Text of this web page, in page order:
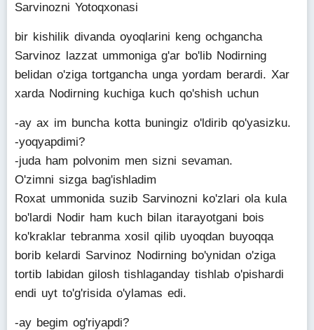
Sarvinozni Yotoqxonasi
bir kishilik divanda oyoqlarini keng ochgancha
Sarvinoz lazzat ummoniga g'ar bo'lib Nodirning
belidan o'ziga tortgancha unga yordam berardi. Xar
xarda Nodirning kuchiga kuch qo'shish uchun
-ay ax im buncha kotta buningiz o'ldirib qo'yasizku.
-yoqyapdimi?
-juda ham polvonim men sizni sevaman.
O'zimni sizga bag'ishladim
Roxat ummonida suzib Sarvinozni ko'zlari ola kula
bo'lardi Nodir ham kuch bilan itarayotgani bois
ko'kraklar tebranma xosil qilib uyoqdan buyoqqa
borib kelardi Sarvinoz Nodirning bo'ynidan o'ziga
tortib labidan gilosh tishlaganday tishlab o'pishardi
endi uyt to'g'risida o'ylamas edi.
-ay begim og'riyapdi?